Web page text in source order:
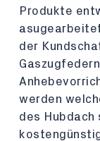
Produkte
der
werden
des